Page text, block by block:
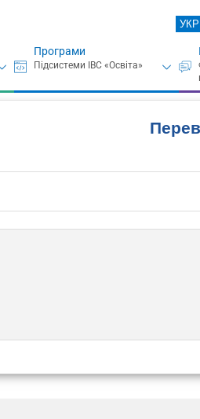
УКР
Програми